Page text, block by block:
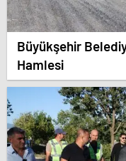
Büyükşehir
Hamlesi